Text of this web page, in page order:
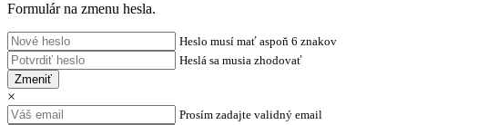
Formulár na zmenu hesla.
Heslo musí mať aspoň 6 znakov
Heslá sa musia zhodovať
Zmeniť
×
Prosím zadajte validný email